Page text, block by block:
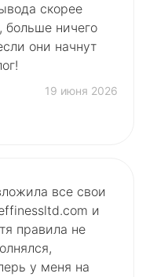
скорее
больше ничего
они начнут
19 июня 2026
все свои
и
правила не
у меня на